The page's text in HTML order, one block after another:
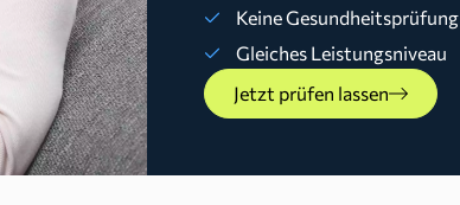
Keine Gesundheitsprüfung
Gleiches Leistungsniveau
Jetzt prüfen lassen